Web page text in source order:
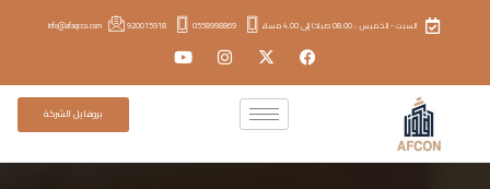
السبت - الخميس : 08.00 صباحًا إلى 4.00 مساءً 0558998869
920015918
info@afaqcco.com
بروفايل الشركة